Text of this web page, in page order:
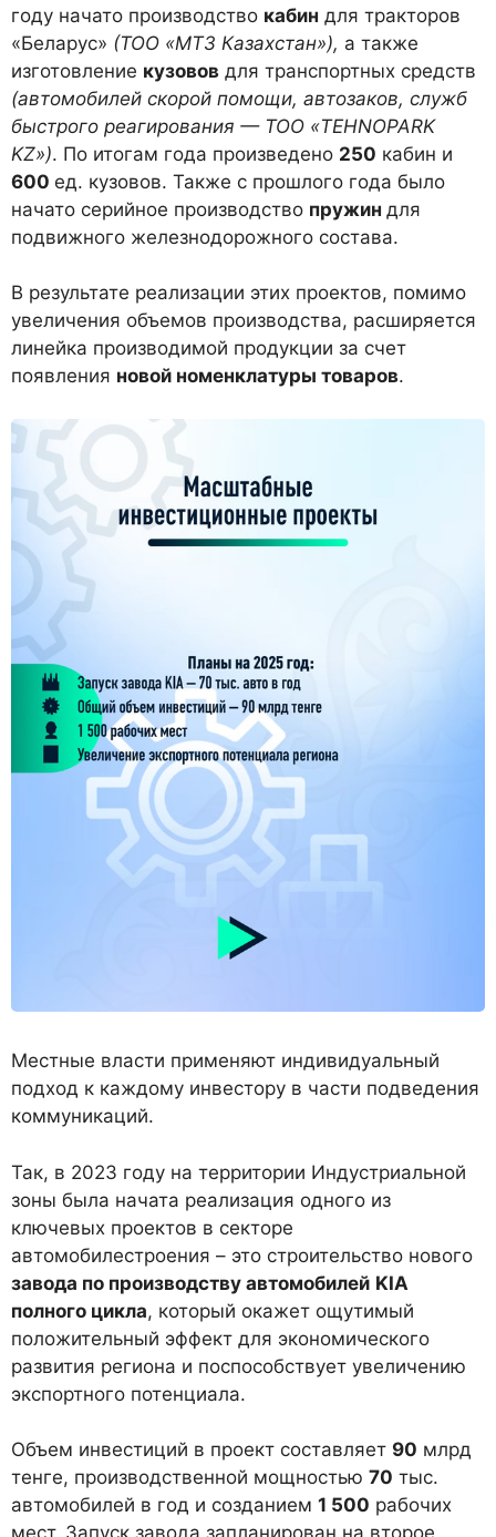
году начато производство кабин для тракторов
«Беларус» (ТОО «МТЗ Казахстан»), а также
изготовление кузовов для транспортных средств
(автомобилей скорой помощи, автозаков, служб
быстрого реагирования — ТОО «TEHNOPARK
KZ»). По итогам года произведено 250 кабин и
600 ед. кузовов. Также с прошлого года было
начато серийное производство пружин для
подвижного железнодорожного состава.
В результате реализации этих проектов, помимо
увеличения объемов производства, расширяется
линейка производимой продукции за счет
появления новой номенклатуры товаров.
Местные власти применяют индивидуальный
подход к каждому инвестору в части подведения
коммуникаций.
Так, в 2023 году на территории Индустриальной
зоны была начата реализация одного из
ключевых проектов в секторе
автомобилестроения – это строительство нового
завода по производству автомобилей KIA
полного цикла, который окажет ощутимый
положительный эффект для экономического
развития региона и поспособствует увеличению
экспортного потенциала.
Объем инвестиций в проект составляет 90 млрд
тенге, производственной мощностью 70 тыс.
автомобилей в год и созданием 1 500 рабочих